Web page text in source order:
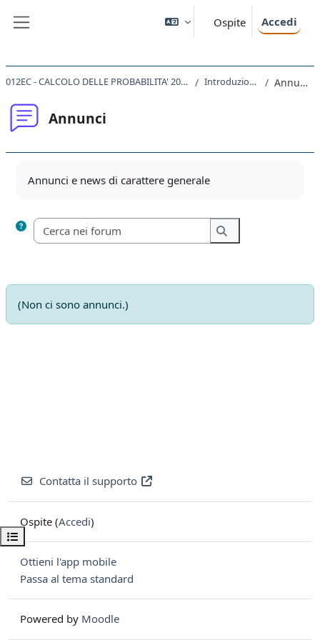
Ospite Accedi
Apri indice del corso
012EC - CALCOLO DELLE PROBABILITA' 2019 Introduzione Annunci
Annunci
Annunci e news di carattere generale
Cerca nei forum
Cerca nei forum
(Non ci sono annunci.)
Contatta il supporto
Ospite (Accedi)
Ottieni l'app mobile
Passa al tema standard
Powered by Moodle